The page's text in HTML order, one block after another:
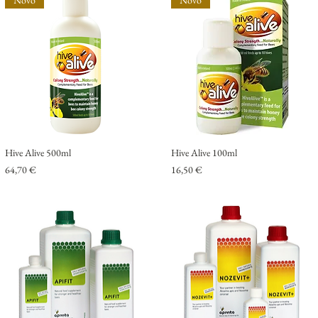
Hive Alive 500ml
Preço
64,70 €
Hive Alive 100ml
Preço
16,50 €